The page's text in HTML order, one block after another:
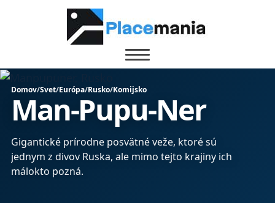
Domov/Svet/Európa/Rusko/Komijsko
Man-Pupu-Ner
Gigantické prírodne posvätné veže, ktoré sú
jednym z divov Ruska, ale mimo tejto krajiny ich
málokto pozná.